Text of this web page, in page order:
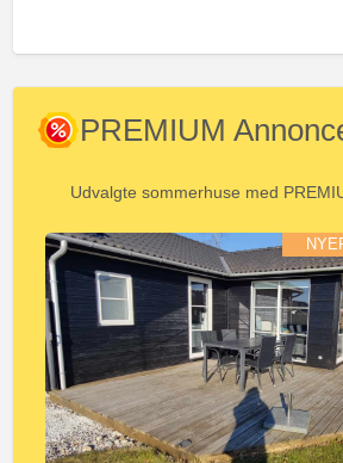
PREMIUM
Udvalgte sommerhuse med